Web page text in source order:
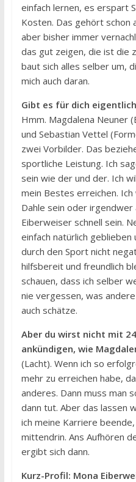
einfach lernen, es erspart
Kosten. Das gehört schon
aber bisher immer
das gut zeigen, die ist die
baut sich alles selber um,
mich auch daran.
Gibt es für dich
Hmm. Magdalena Neuner
und Sebastian Vettel
zwei Vorbilder. Das
sportliche Leistung. Ich
sein wie der und der. Ich
mein Bestes erreichen.
Dahle sein oder irgendwer
Eiberweiser schnell sein.
einfach natürlich geblieben
durch den Sport nicht
hilfsbereit und freundlich
schauen, dass ich selber
nie vergessen, was
auch schätze.
Aber du wirst nicht mit
ankündigen, wie
(Lacht). Wenn ich so
mehr zu erreichen habe,
anderes. Dann muss man
dann tut. Aber das lassen
ich meine Karriere
mittendrin. Ans Aufhören
ergibt sich dann.
Kurz-Profil: Mona